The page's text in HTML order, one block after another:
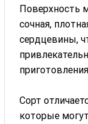
Поверхность
сочная,
сердцевины,
Сорт
которые